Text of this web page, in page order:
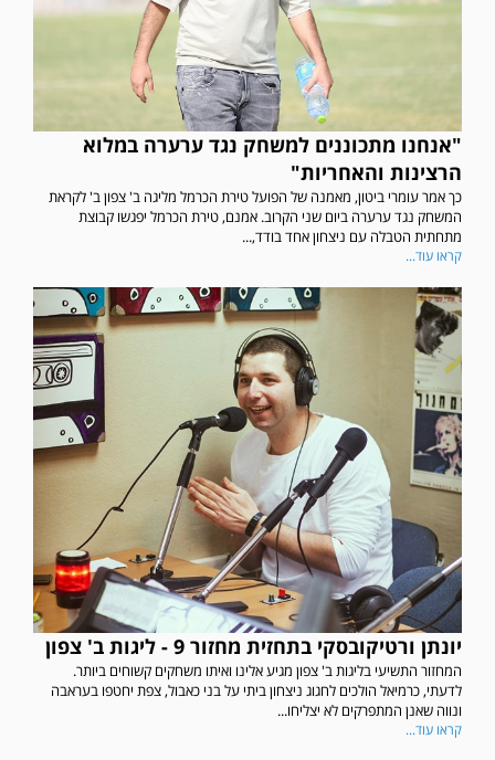
"אנחנו מתכוננים למשחק נגד ערערה במלוא
הרצינות והאחריות"
כך אמר עומרי ביטון, מאמנה של הפועל טירת הכרמל מליגה ב' צפון ב' לקראת
המשחק נגד ערערה ביום שני הקרוב. אמנם, טירת הכרמל יפגשו קבוצת
מתחתית הטבלה עם ניצחון אחד בודד,...
קראו עוד...
יונתן ורטיקובסקי בתחזית מחזור 9 - ליגות ב' צפון
המחזור התשיעי בליגות ב' צפון מגיע אלינו ואיתו משחקים קשוחים ביותר.
לדעתי, כרמיאל הולכים לחגוג ניצחון ביתי על בני כאבול, צפת יחטפו בעראבה
ונווה שאנן המתפרקים לא יצליחו...
קראו עוד...